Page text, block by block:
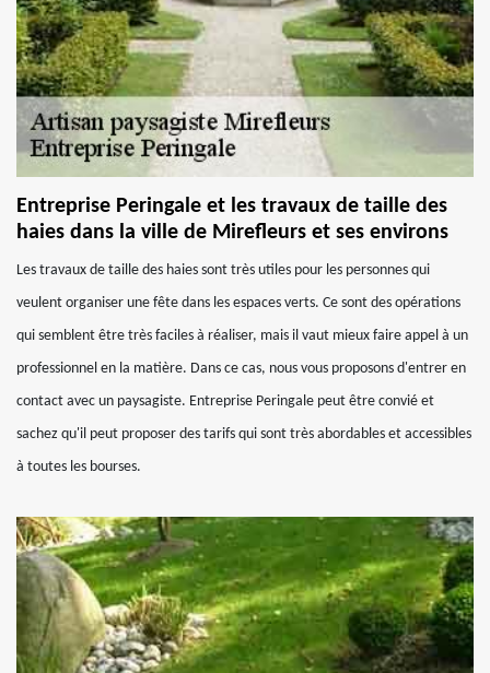
Entreprise Peringale et les travaux de taille des
haies dans la ville de Mirefleurs et ses environs
Les travaux de taille des haies sont très utiles pour les personnes qui
veulent organiser une fête dans les espaces verts. Ce sont des opérations
qui semblent être très faciles à réaliser, mais il vaut mieux faire appel à un
professionnel en la matière. Dans ce cas, nous vous proposons d'entrer en
contact avec un paysagiste. Entreprise Peringale peut être convié et
sachez qu'il peut proposer des tarifs qui sont très abordables et accessibles
à toutes les bourses.